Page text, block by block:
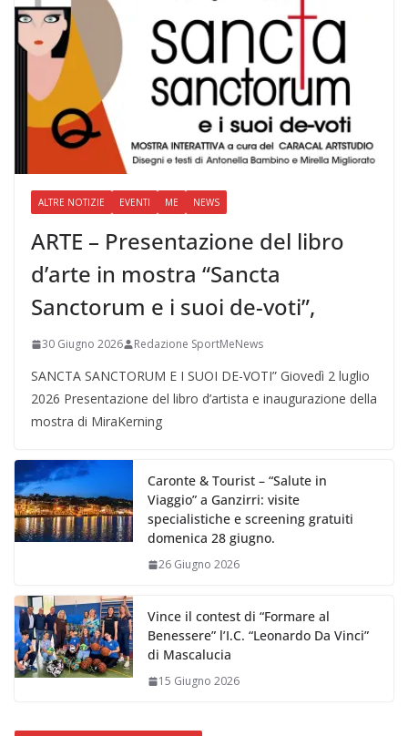
ALTRE NOTIZIE EVENTI ME NEWS
ARTE – Presentazione del libro
d’arte in mostra “Sancta
Sanctorum e i suoi de-voti”,
30 Giugno 2026 Redazione SportMeNews
SANCTA SANCTORUM E I SUOI DE-VOTI” Giovedì 2 luglio
2026 Presentazione del libro d’artista e inaugurazione della
mostra di MiraKerning
Caronte & Tourist – “Salute in
Viaggio” a Ganzirri: visite
specialistiche e screening gratuiti
domenica 28 giugno.
26 Giugno 2026
Vince il contest di “Formare al
Benessere” l’I.C. “Leonardo Da Vinci”
di Mascalucia
15 Giugno 2026